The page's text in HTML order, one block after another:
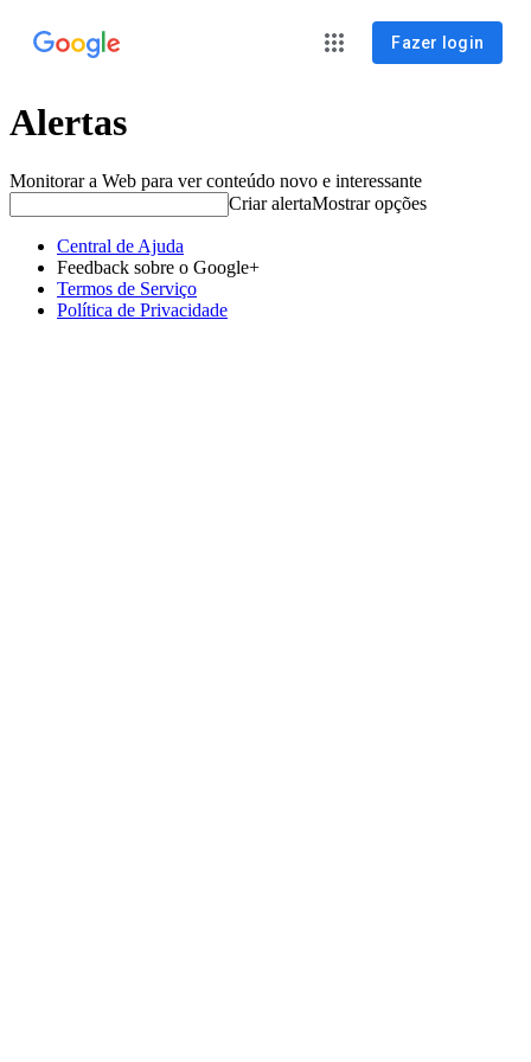
Fazer login
Alertas
Monitorar a Web para ver conteúdo novo e interessante
Criar alertaMostrar opções
Central de Ajuda
Feedback sobre o Google+
Termos de Serviço
Política de Privacidade